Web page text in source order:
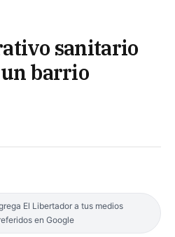
sanitario
barrio
El Libertador a tus medios
en Google